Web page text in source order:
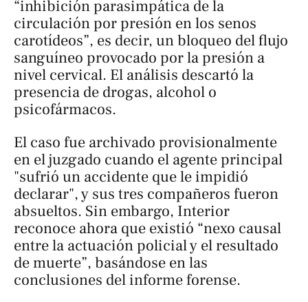
“inhibición parasimpática de la
circulación por presión en los senos
carotídeos”, es decir, un bloqueo del flujo
sanguíneo provocado por la presión a
nivel cervical. El análisis descartó la
presencia de drogas, alcohol o
psicofármacos.
El caso fue archivado provisionalmente
en el juzgado cuando el agente principal
"sufrió un accidente que le impidió
declarar", y sus tres compañeros fueron
absueltos. Sin embargo, Interior
reconoce ahora que existió “nexo causal
entre la actuación policial y el resultado
de muerte”, basándose en las
conclusiones del informe forense.